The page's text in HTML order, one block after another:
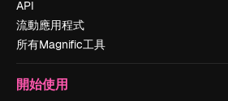
API
流動應用程式
所有Magnific工具
開始使用